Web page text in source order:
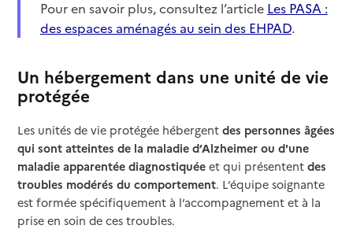
Pour en savoir plus, consultez l’article Les PASA :
des espaces aménagés au sein des EHPAD.
Un hébergement dans une unité de vie
protégée
Les unités de vie protégée hébergentdes personnes âgées
qui sont atteintes de la maladie d’Alzheimer ou d'une
maladie apparentée diagnostiquée et qui présententdes
troubles modérés du comportement. L’équipe soignante
est formée spécifiquement à l’accompagnement et à la
prise en soin de ces troubles.